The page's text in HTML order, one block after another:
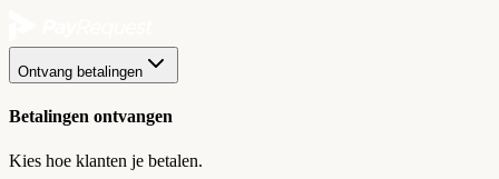
Ontvang betalingen
Betalingen ontvangen
Kies hoe klanten je betalen.